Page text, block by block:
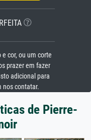
cor, ou um corte
prazer em fazer
adicional para
nos contatar.
de Pierre-